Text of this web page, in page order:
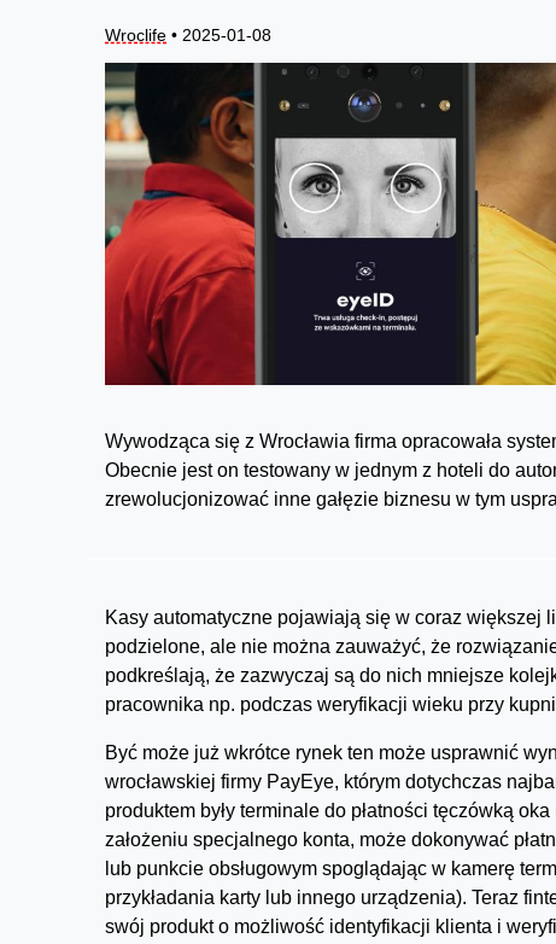
Wroclife • 2025-01-08
Wywodząca się z Wrocławia firma opracowała
Obecnie jest on testowany w jednym z hoteli do
zrewolucjonizować inne gałęzie biznesu w tym
Kasy automatyczne pojawiają się w coraz większej
podzielone, ale nie można zauważyć, że
podkreślają, że zazwyczaj są do nich mniejsze
pracownika np. podczas weryfikacji wieku przy
Być może już wkrótce rynek ten może usprawnić
wrocławskiej firmy PayEye, którym dotychczas
produktem były terminale do płatności tęczówką
założeniu specjalnego konta, może dokonywać
lub punkcie obsługowym spoglądając w kamerę
przykładania karty lub innego urządzenia). Teraz
swój produkt o możliwość identyfikacji klienta i